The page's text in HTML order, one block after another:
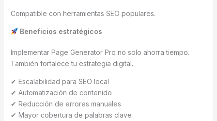
Compatible con herramientas SEO populares.
Beneficios estratégicos
Implementar Page Generator Pro no solo ahorra tiempo.
También fortalece tu estrategia digital.
✔ Escalabilidad para SEO local
✔ Automatización de contenido
✔ Reducción de errores manuales
✔ Mayor cobertura de palabras clave